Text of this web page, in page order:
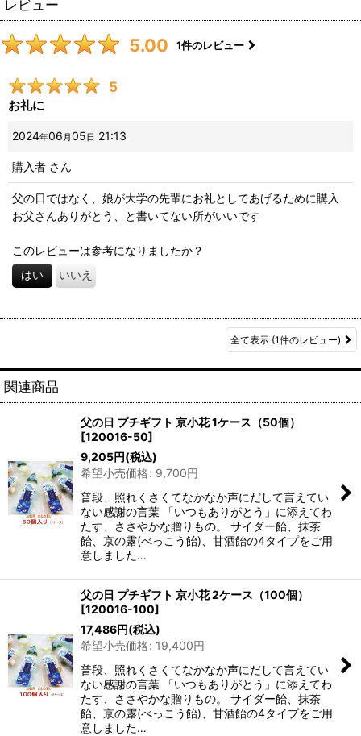
レビュー
5.00 1件のレビュー
5
お礼に
2024年06 月05日 21:13
購入者 さん
父の日ではなく、娘が大学の先輩にお礼としてあげるために購入
お父さんありがとう、と書いてない所がいいです
このレビューは参考になりましたか？
はい いいえ
全て表示 (1件のレビュー)
関連商品
父の日 プチギフト 京小花 1ケース（50個）
[120016-50]
9,205円(税込)
希望小売価格: 9,700円
普段、照れくさくてなかなか声にだして言えてい
ない感謝の言葉 「いつもありがとう」に添えてわ
たす、ささやかな贈りもの。 サイダー飴、抹茶
飴、京の露(べっこう飴)、甘酒飴の4タイプをご用
意しました…
父の日 プチギフト 京小花 2ケース（100個）
[120016-100]
17,486円(税込)
希望小売価格: 19,400円
普段、照れくさくてなかなか声にだして言えてい
ない感謝の言葉 「いつもありがとう」に添えてわ
たす、ささやかな贈りもの。 サイダー飴、抹茶
飴、京の露(べっこう飴)、甘酒飴の4タイプをご用
意しました…